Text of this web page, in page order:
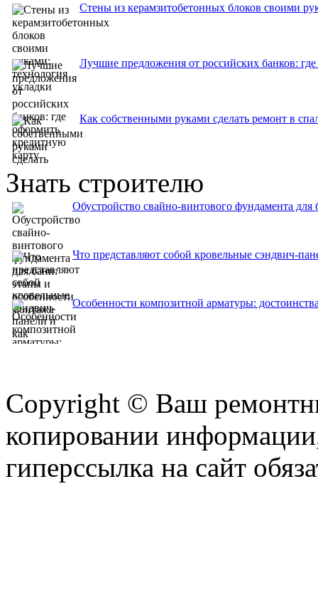
Стены из керамзитобетонных блоков своими
Лучшие предложения от российских банков:
Как собственными руками сделать ремонт в
Знать строителю
Обустройство свайно-винтового фундамента
Что представляют собой кровельные сэндвич-
Особенности композитной арматуры:
Copyright © Ваш
копировании
гиперссылка на сайт